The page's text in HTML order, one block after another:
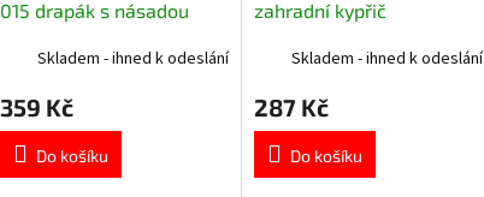
015 drapák s násadou
Skladem - ihned k odeslání
359 Kč
Do košíku
zahradní kypřič
Skladem - ihned k odeslání
287 Kč
Do košíku